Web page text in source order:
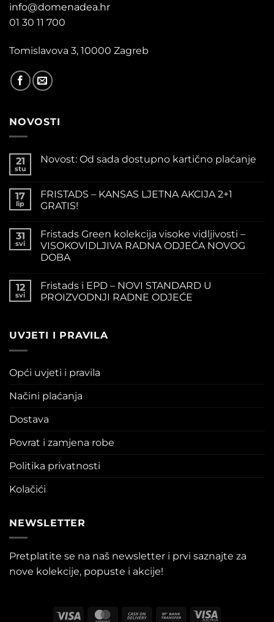
info@domenadea.hr
01 30 11 700
Tomislavova 3, 10000 Zagreb
NOVOSTI
21
stu
Novost: Od sada dostupno kartično plaćanje
17
lip
FRISTADS – KANSAS LJETNA AKCIJA 2+1
GRATIS!
31
svi
Fristads Green kolekcija visoke vidljivosti –
VISOKOVIDLJIVA RADNA ODJEĆA NOVOG
DOBA
12
svi
Fristads i EPD – NOVI STANDARD U
PROIZVODNJI RADNE ODJEĆE
UVJETI I PRAVILA
Opći uvjeti i pravila
Načini plaćanja
Dostava
Povrat i zamjena robe
Politika privatnosti
Kolačići
NEWSLETTER
Pretplatite se na naš newsletter i prvi saznajte za
nove kolekcije, popuste i akcije!
Visa MasterCard
Cash Bank Visa